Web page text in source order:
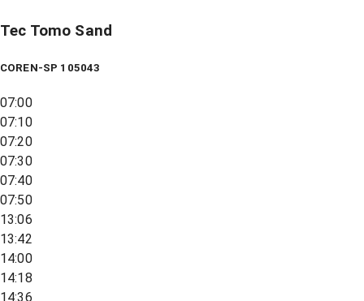
Tec Tomo Sand
COREN-SP 105043
07:00
07:10
07:20
07:30
07:40
07:50
13:06
13:42
14:00
14:18
14:36